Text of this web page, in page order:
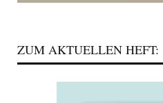
ZUM AKTUELLEN HEFT: